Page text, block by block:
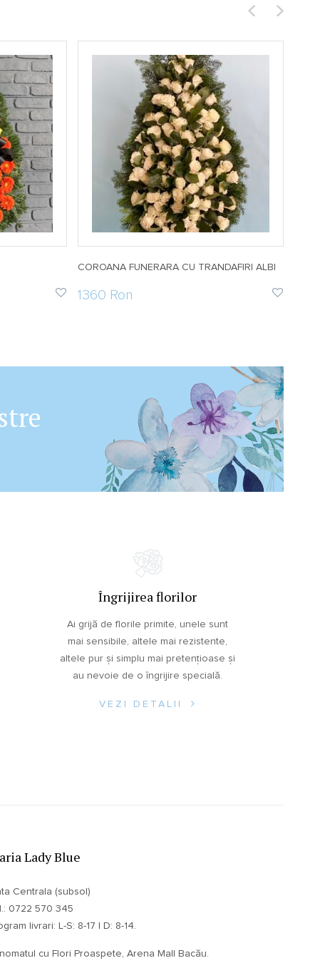
COROANA FUNERARA CU TRANDAFIRI ALBI
1360 Ron
Îngrijirea florilor
Ai grijă de florile primite, unele sunt
mai sensibile, altele mai rezistente,
altele pur și simplu mai pretențioase și
au nevoie de o îngrijire specială.
VEZI DETALII
Lady Blue
Centrala (subsol)
0722 570 345
livrari: L-S: 8-17 | D: 8-14.
cu Flori Proaspete, Arena Mall Bacău.